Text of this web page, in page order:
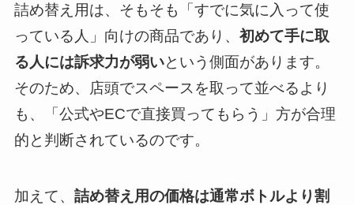
詰め替え用は、そもそも「すでに気に入って使
っている人」向けの商品であり、 初めて手に取
る人には訴求力が弱いという側面があります。
そのため、店頭でスペースを取って並べるより
も、「公式やECで直接買ってもらう」方が合理
的と判断されているのです。
加えて、 詰め替え用の価格は通常ボトルより割